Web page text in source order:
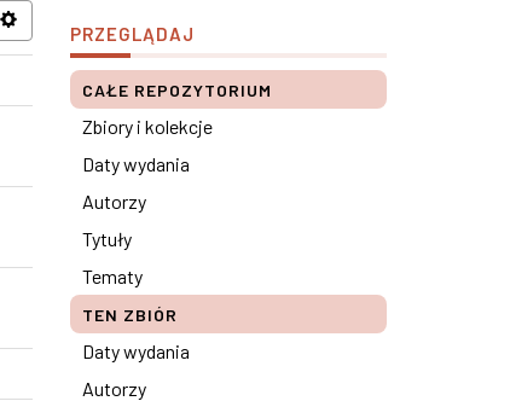
PRZEGLĄDAJ
CAŁE REPOZYTORIUM
Zbiory i kolekcje
Daty wydania
Autorzy
Tytuły
Tematy
TEN ZBIÓR
Daty wydania
Autorzy